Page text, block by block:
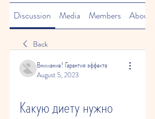
Discussion Media Members About
Back
Внимание! Гарантия эффекта
August 5, 2023
Какую диету нужно